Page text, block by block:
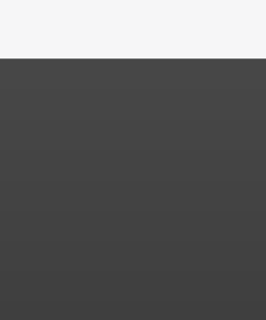
나
면